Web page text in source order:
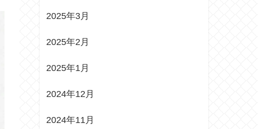
2025年3月
2025年2月
2025年1月
2024年12月
2024年11月